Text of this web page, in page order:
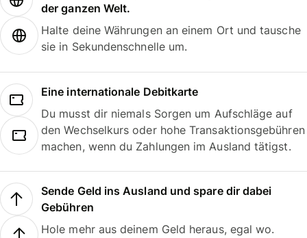
der ganzen Welt.
Halte deine Währungen an einem Ort und tausche
sie in Sekundenschnelle um.
Eine internationale Debitkarte
Du musst dir niemals Sorgen um Aufschläge auf
den Wechselkurs oder hohe Transaktionsgebühren
machen, wenn du Zahlungen im Ausland tätigst.
Sende Geld ins Ausland und spare dir dabei
Gebühren
Hole mehr aus deinem Geld heraus, egal wo.